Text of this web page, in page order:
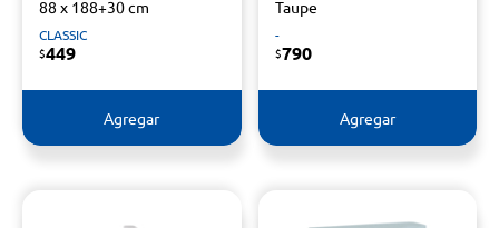
88 x 188+30 cm
CLASSIC
$449
Agregar
Taupe
-
$790
Agregar